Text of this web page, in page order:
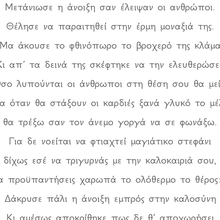
Μετάνιωσε η άνοιξη σαν έλειψαν οι ανθρώποι.
Θέλησε να παραιτηθεί στην έρμη μοναξιά της.
Μα άκουσε το φθινόπωρο το βροχερό της κλάμα
απ’ τα δεινά της σκέφτηκε να την
λυπούνται οι άνθρωποι στη θέση σου θα
όταν θα στάξουν οι καρδιές ξανά γλυκό το
θα τρέξω σαν τον άνεμο γοργά να σε φωνάξω.
Για δε νοείται να φτιαχτεί μαγιάτικο στεφάνι
δίχως εσέ να τριγυρνάς με την καλοκαιριά σου,
προϋπαντήσεις χαρωπά το ολόθερμο το
Δάκρυσε πάλι η άνοιξη εμπρός στην καλοσύνη
Κι αμέσως αποκρίθηκε πως δε θ’ αποχωρήσει